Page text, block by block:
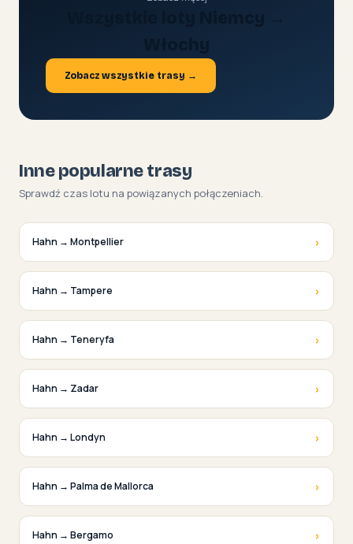
Zobacz wszystkie trasy →
Inne popularne trasy
Sprawdź czas lotu na powiązanych połączeniach.
Hahn → Montpellier ›
Hahn → Tampere ›
Hahn → Teneryfa ›
Hahn → Zadar ›
Hahn → Londyn ›
Hahn → Palma de Mallorca ›
Hahn → Bergamo ›